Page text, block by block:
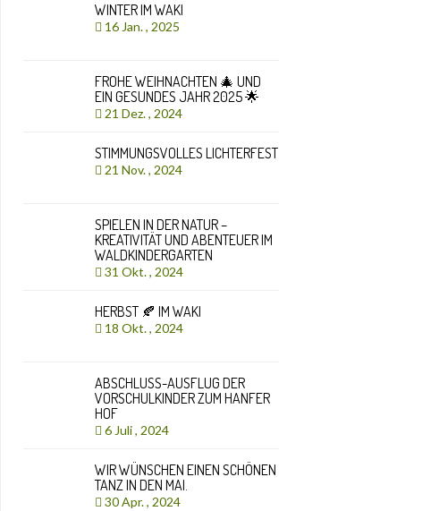
WINTER IM WAKI
16 Jan. , 2025
FROHE WEIHNACHTEN 🎄 UND
EIN GESUNDES JAHR 2025 🌟
21 Dez. , 2024
STIMMUNGSVOLLES LICHTERFEST
21 Nov. , 2024
SPIELEN IN DER NATUR –
KREATIVITÄT UND ABENTEUER IM
WALDKINDERGARTEN
31 Okt. , 2024
HERBST 🍂 IM WAKI
18 Okt. , 2024
ABSCHLUSS-AUSFLUG DER
VORSCHULKINDER ZUM HANFER
HOF
6 Juli , 2024
WIR WÜNSCHEN EINEN SCHÖNEN
TANZ IN DEN MAI.
30 Apr. , 2024